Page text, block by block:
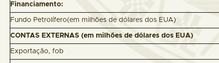
Financiamento:
Fundo Petrolífero(em milhões de dólares dos EUA)
CONTAS EXTERNAS (em milhões de dólares dos EUA)
Exportação, fob